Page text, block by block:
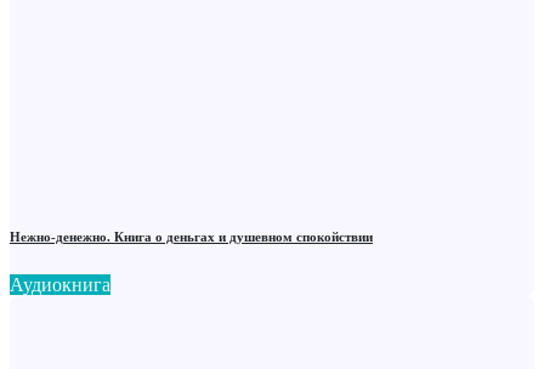
Нежно-денежно. Книга о деньгах и душевном спокойствии
Аудиокнига